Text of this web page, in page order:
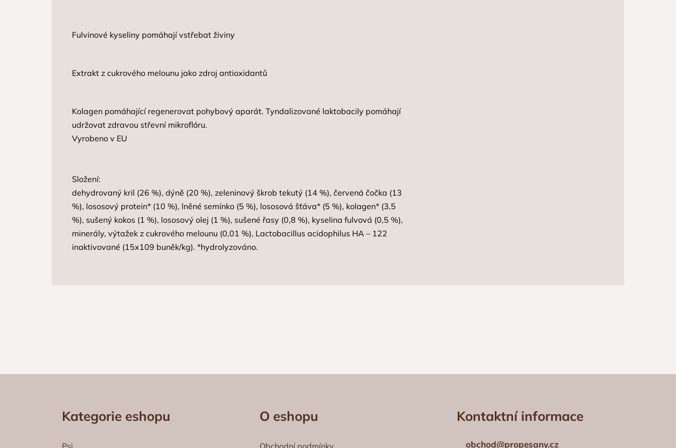
Fulvinové kyseliny pomáhají vstřebat živiny
Extrakt z cukrového melounu jako zdroj antioxidantů
Kolagen pomáhající regenerovat pohybový aparát. Tyndalizované laktobacily pomáhají
udržovat zdravou střevní mikroflóru.
Vyrobeno v EU
Složení:
dehydrovaný kril (26 %), dýně (20 %), zeleninový škrob tekutý (14 %), červená čočka (13
%), lososový protein* (10 %), lněné semínko (5 %), lososová šťáva* (5 %), kolagen* (3,5
%), sušený kokos (1 %), lososový olej (1 %), sušené řasy (0,8 %), kyselina fulvová (0,5 %),
minerály, výtažek z cukrového melounu (0,01 %), Lactobacillus acidophilus HA – 122
inaktivované (15x109 buněk/kg). *hydrolyzováno.
Kategorie eshopu O eshopu Kontaktní informace
obchod@propesany.cz